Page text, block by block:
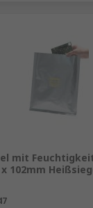
mit
102mm